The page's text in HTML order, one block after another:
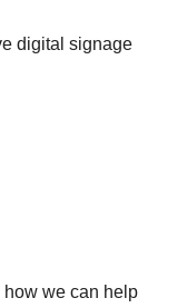
digital signage
how we can help